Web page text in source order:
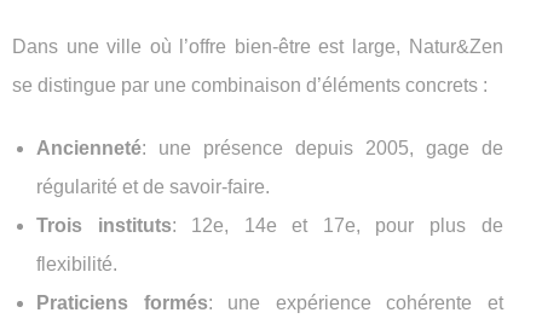
Dans une ville où l’offre bien-être est large, Natur&Zen
se distingue par une combinaison d’éléments concrets :
Ancienneté: une présence depuis 2005, gage de
régularité et de savoir-faire.
Trois instituts: 12e, 14e et 17e, pour plus de
flexibilité.
Praticiens formés: une expérience cohérente et